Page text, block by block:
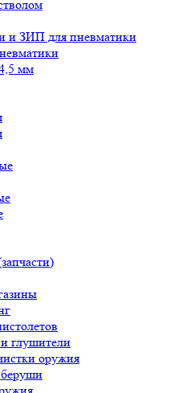
и ЗИП для пневматики
мм
глушители
оружия